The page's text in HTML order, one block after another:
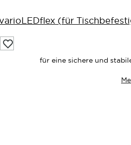
(für
Auf
die
Wunschlistefür eine sichere und